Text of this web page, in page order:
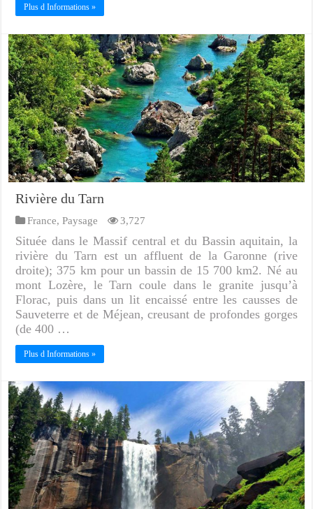
Plus d Informations »
Rivière du Tarn
France,Paysage 3,727
Située dans le Massif central et du Bassin aquitain, la
rivière du Tarn est un affluent de la Garonne (rive
droite); 375 km pour un bassin de 15 700 km2. Né au
mont Lozère, le Tarn coule dans le granite jusqu’à
Florac, puis dans un lit encaissé entre les causses de
Sauveterre et de Méjean, creusant de profondes gorges
(de 400 …
Plus d Informations »